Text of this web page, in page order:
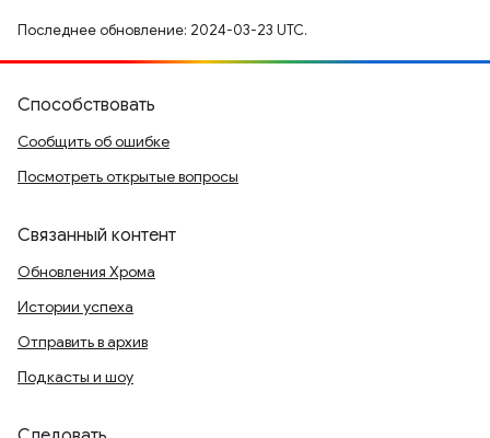
Последнее обновление: 2024-03-23 UTC.
Способствовать
Сообщить об ошибке
Посмотреть открытые вопросы
Связанный контент
Обновления Хрома
Истории успеха
Отправить в архив
Подкасты и шоу